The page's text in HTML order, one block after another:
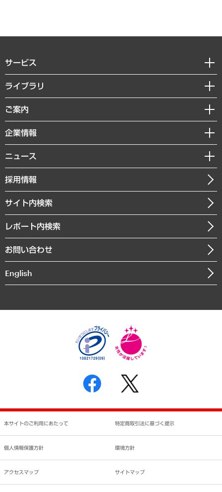
サービス
経営戦略
組織・人事戦略
デジタルイノベーション
共生・ダイバーシティ
GRC（ガバナンス・リスク・コンプライアンス）・防災（政策）
経済・産業・雇用・労働
まちづくり・観光・交通・スポーツ・スマートシティ
自然資源・農林水産業・食料システム
ライブラリ
経済調査
レポート
コラム
経営用語集
受託・受注実績（官公庁関連）
メディア掲載・出演
ご案内
セミナー・イベント情報
MUFGビジネスセミナー
受託案件情報
企業情報
私たちの想い
社長メッセージ
会社概要
沿革
組織図・本部部室紹介
インドネシア現地法人
個人情報保護方針
反社会的勢力に対する基本方針
書面による個人情報の開示等の請求の手続きについて
ニュース
ニュースリリース
お知らせ
採用情報
サイト内検索
レポート内検索
お問い合わせ
English
本サイトのご利用にあたって 特定商取引法に基づく提示
個人情報保護方針 環境方針
アクセスマップ サイトマップ